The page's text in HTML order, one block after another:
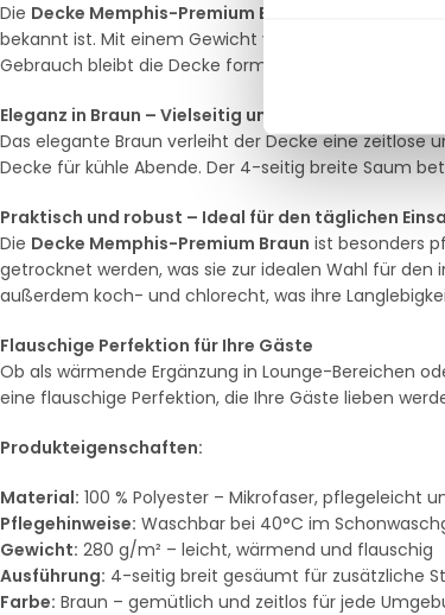
Die Decke Memphis-Premium Braun
bekannt ist. Mit einem Gewicht von 280 g/m² bietet
Gebrauch bleibt die Decke formstabil und behält ihre
Eleganz in Braun – Vielseitig und zeitlos
Das elegante Braun verleiht der Decke eine zeitlose
Decke für kühle Abende. Der 4-seitig breite Saum
Praktisch und robust – Ideal für den täglichen
Die Decke Memphis-Premium Braun ist besonders
getrocknet werden, was sie zur idealen Wahl für den
außerdem koch- und chlorecht, was ihre
Flauschige Perfektion für Ihre Gäste
Ob als wärmende Ergänzung in Lounge-Bereichen
eine flauschige Perfektion, die Ihre Gäste lieben
Produkteigenschaften:
Material: 100 % Polyester – Mikrofaser, pflegeleicht
Pflegehinweise: Waschbar bei 40°C im
Gewicht: 280 g/m² – leicht, wärmend und flauschig
Ausführung: 4-seitig breit gesäumt für zusätzliche
Farbe: Braun – gemütlich und zeitlos für jede